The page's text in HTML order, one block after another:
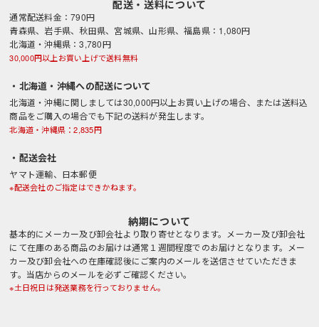
配送・送料について
通常配送料金：790円
青森県、岩手県、秋田県、宮城県、山形県、福島県：1,080円
北海道・沖縄県：3,780円
30,000円以上お買い上げで送料無料
・北海道・沖縄への配送について
北海道・沖縄に関しましては30,000円以上お買い上げの場合、または送料込
商品をご購入の場合でも下記の送料が発生します。
北海道・沖縄県：2,835円
・配送会社
ヤマト運輸、日本郵便
※配送会社のご指定はできかねます。
納期について
基本的にメーカー及び卸会社より取り寄せとなります。メーカー及び卸会社
にて在庫のある商品のお届けは通常１週間程度でのお届けとなります。メー
カー及び卸会社への在庫確認後にご案内のメールを送信させていただきま
す。当店からのメールを必ずご確認ください。
※土日祝日は発送業務を行っておりません。